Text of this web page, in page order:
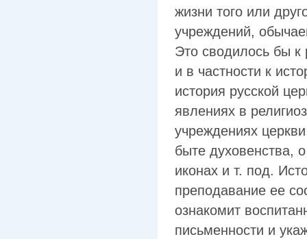
жизни того или
учреждений,
Это сводилось бы к
и в частности к
история русской
явлениях в
учреждениях
быте духовенства,
иконах и т. под.
преподавание ее
ознакомит
письменности и